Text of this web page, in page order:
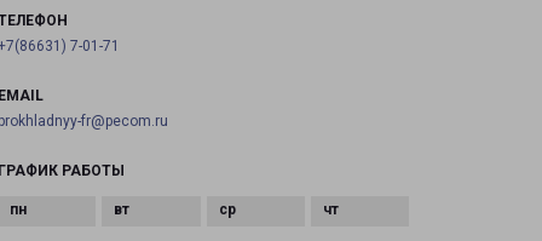
7-01-71
fr@pecom.ru
РАБОТЫ